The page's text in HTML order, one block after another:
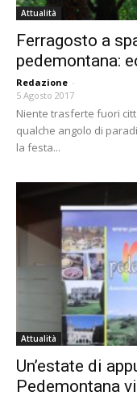
Attualità
Ferragosto a
pedemontana:
Redazione -
5 Agosto 2017
Niente trasferte fuori
qualche angolo di
la festa...
Attualità
Un’estate di
Pedemontana